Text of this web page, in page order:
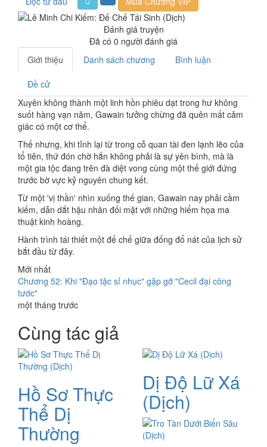
Đánh giá truyện
Đã có 0 người đánh giá
Giới thiệu
Danh sách chương Bình luận
Đề cử
Xuyên không thành một linh hồn phiêu dạt trong hư không
suốt hàng vạn năm, Gawain tưởng chừng đã quên mất cảm
giác có một cơ thể.
Thế nhưng, khi tỉnh lại từ trong cỗ quan tài đen lạnh lẽo của
tổ tiên, thứ đón chờ hắn không phải là sự yên bình, mà là
một gia tộc đang trên đà diệt vong cùng một thế giới đứng
trước bờ vực kỷ nguyên chung kết.
Từ một 'vị thần' nhìn xuống thế gian, Gawain nay phải cầm
kiếm, dẫn dắt hậu nhân đối mặt với những hiểm họa ma
thuật kinh hoàng.
Hành trình tái thiết một đế chế giữa đống đổ nát của lịch sử
bắt đầu từ đây.
Mới nhất
Chương 52: Khi "Đạo tặc sỉ nhục" gặp gỡ "Cecil đại công
tước"
một tháng trước
Cùng tác giả
Hồ Sơ Thực
Thể Dị
Thường
Dị Độ Lữ Xá
(Dịch)